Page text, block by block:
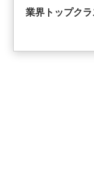
業界トップク